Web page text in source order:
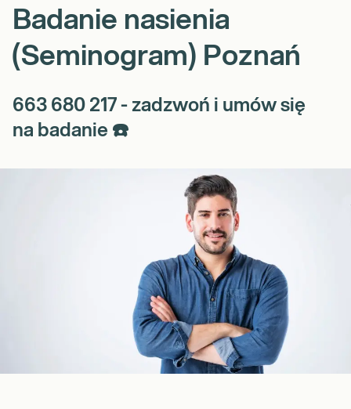
Badanie nasienia
(Seminogram) Poznań
663 680 217 - zadzwoń i umów się
na badanie ☎️